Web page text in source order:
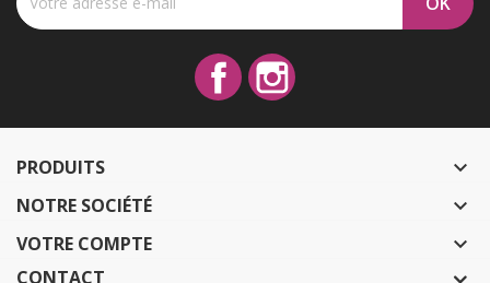
Facebook
PRODUITS 
NOTRE SOCIÉTÉ 
VOTRE COMPTE 
CONTACT